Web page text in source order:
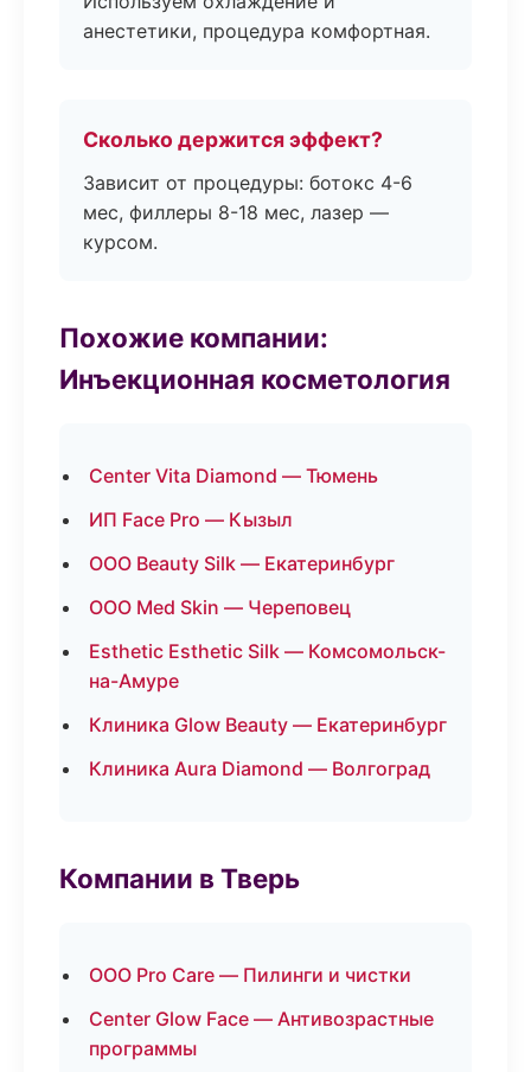
анестетики, процедура комфортная.
Сколько держится эффект?
Зависит от процедуры: ботокс 4-6
мес, филлеры 8-18 мес, лазер —
курсом.
Похожие компании:
Инъекционная косметология
Center Vita Diamond — Тюмень
ИП Face Pro — Кызыл
ООО Beauty Silk — Екатеринбург
ООО Med Skin — Череповец
Esthetic Esthetic Silk — Комсомольск-
на-Амуре
Клиника Glow Beauty — Екатеринбург
Клиника Aura Diamond — Волгоград
Компании в Тверь
ООО Pro Care — Пилинги и чистки
Center Glow Face — Антивозрастные
программы